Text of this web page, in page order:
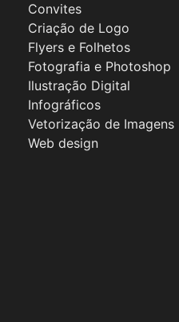
Convites
Criação de Logo
Flyers e Folhetos
Fotografia e Photoshop
Ilustração Digital
Infográficos
Vetorização de Imagens
Web design